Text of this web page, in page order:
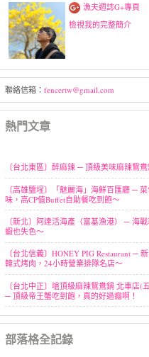
漁夫週誌G+專頁
檢視我的完整簡介
聯絡信箱： fencertw@gmail.com
熱門文章
〔台北東區〕醉麻辣 ─ 頂級美味麻辣鴛
〔高雄鹽埕〕「魅麗海」海鮮百匯廳 ─
味，高CP值Buffet自助餐吃到飽～
〔新北〕阿達活海產（富基漁港） ─ 海
蝦也失色～
〔台北信義〕HONEY PIG Restaurant ─
韓式烤肉，24小時營業排隊名店～
〔台北中正〕嗆頂級麻辣鴛鴦鍋 北車店(
─ 頂級帝王蟹吃到飽，真的好過癮啊！
部落格全記錄